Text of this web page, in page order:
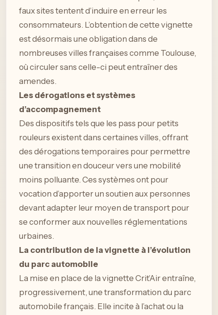
faux sites tentent d’induire en erreur les
consommateurs. L’obtention de cette vignette
est désormais une obligation dans de
nombreuses villes françaises comme Toulouse,
où circuler sans celle-ci peut entraîner des
amendes.
Les dérogations et systèmes
d’accompagnement
Des dispositifs tels que les pass pour petits
rouleurs existent dans certaines villes, offrant
des dérogations temporaires pour permettre
une transition en douceur vers une mobilité
moins polluante. Ces systèmes ont pour
vocation d’apporter un soutien aux personnes
devant adapter leur moyen de transport pour
se conformer aux nouvelles réglementations
urbaines.
La contribution de la vignette à l’évolution
du parc automobile
La mise en place de la vignette Crit’Air entraîne,
progressivement, une transformation du parc
automobile français. Elle incite à l’achat ou la